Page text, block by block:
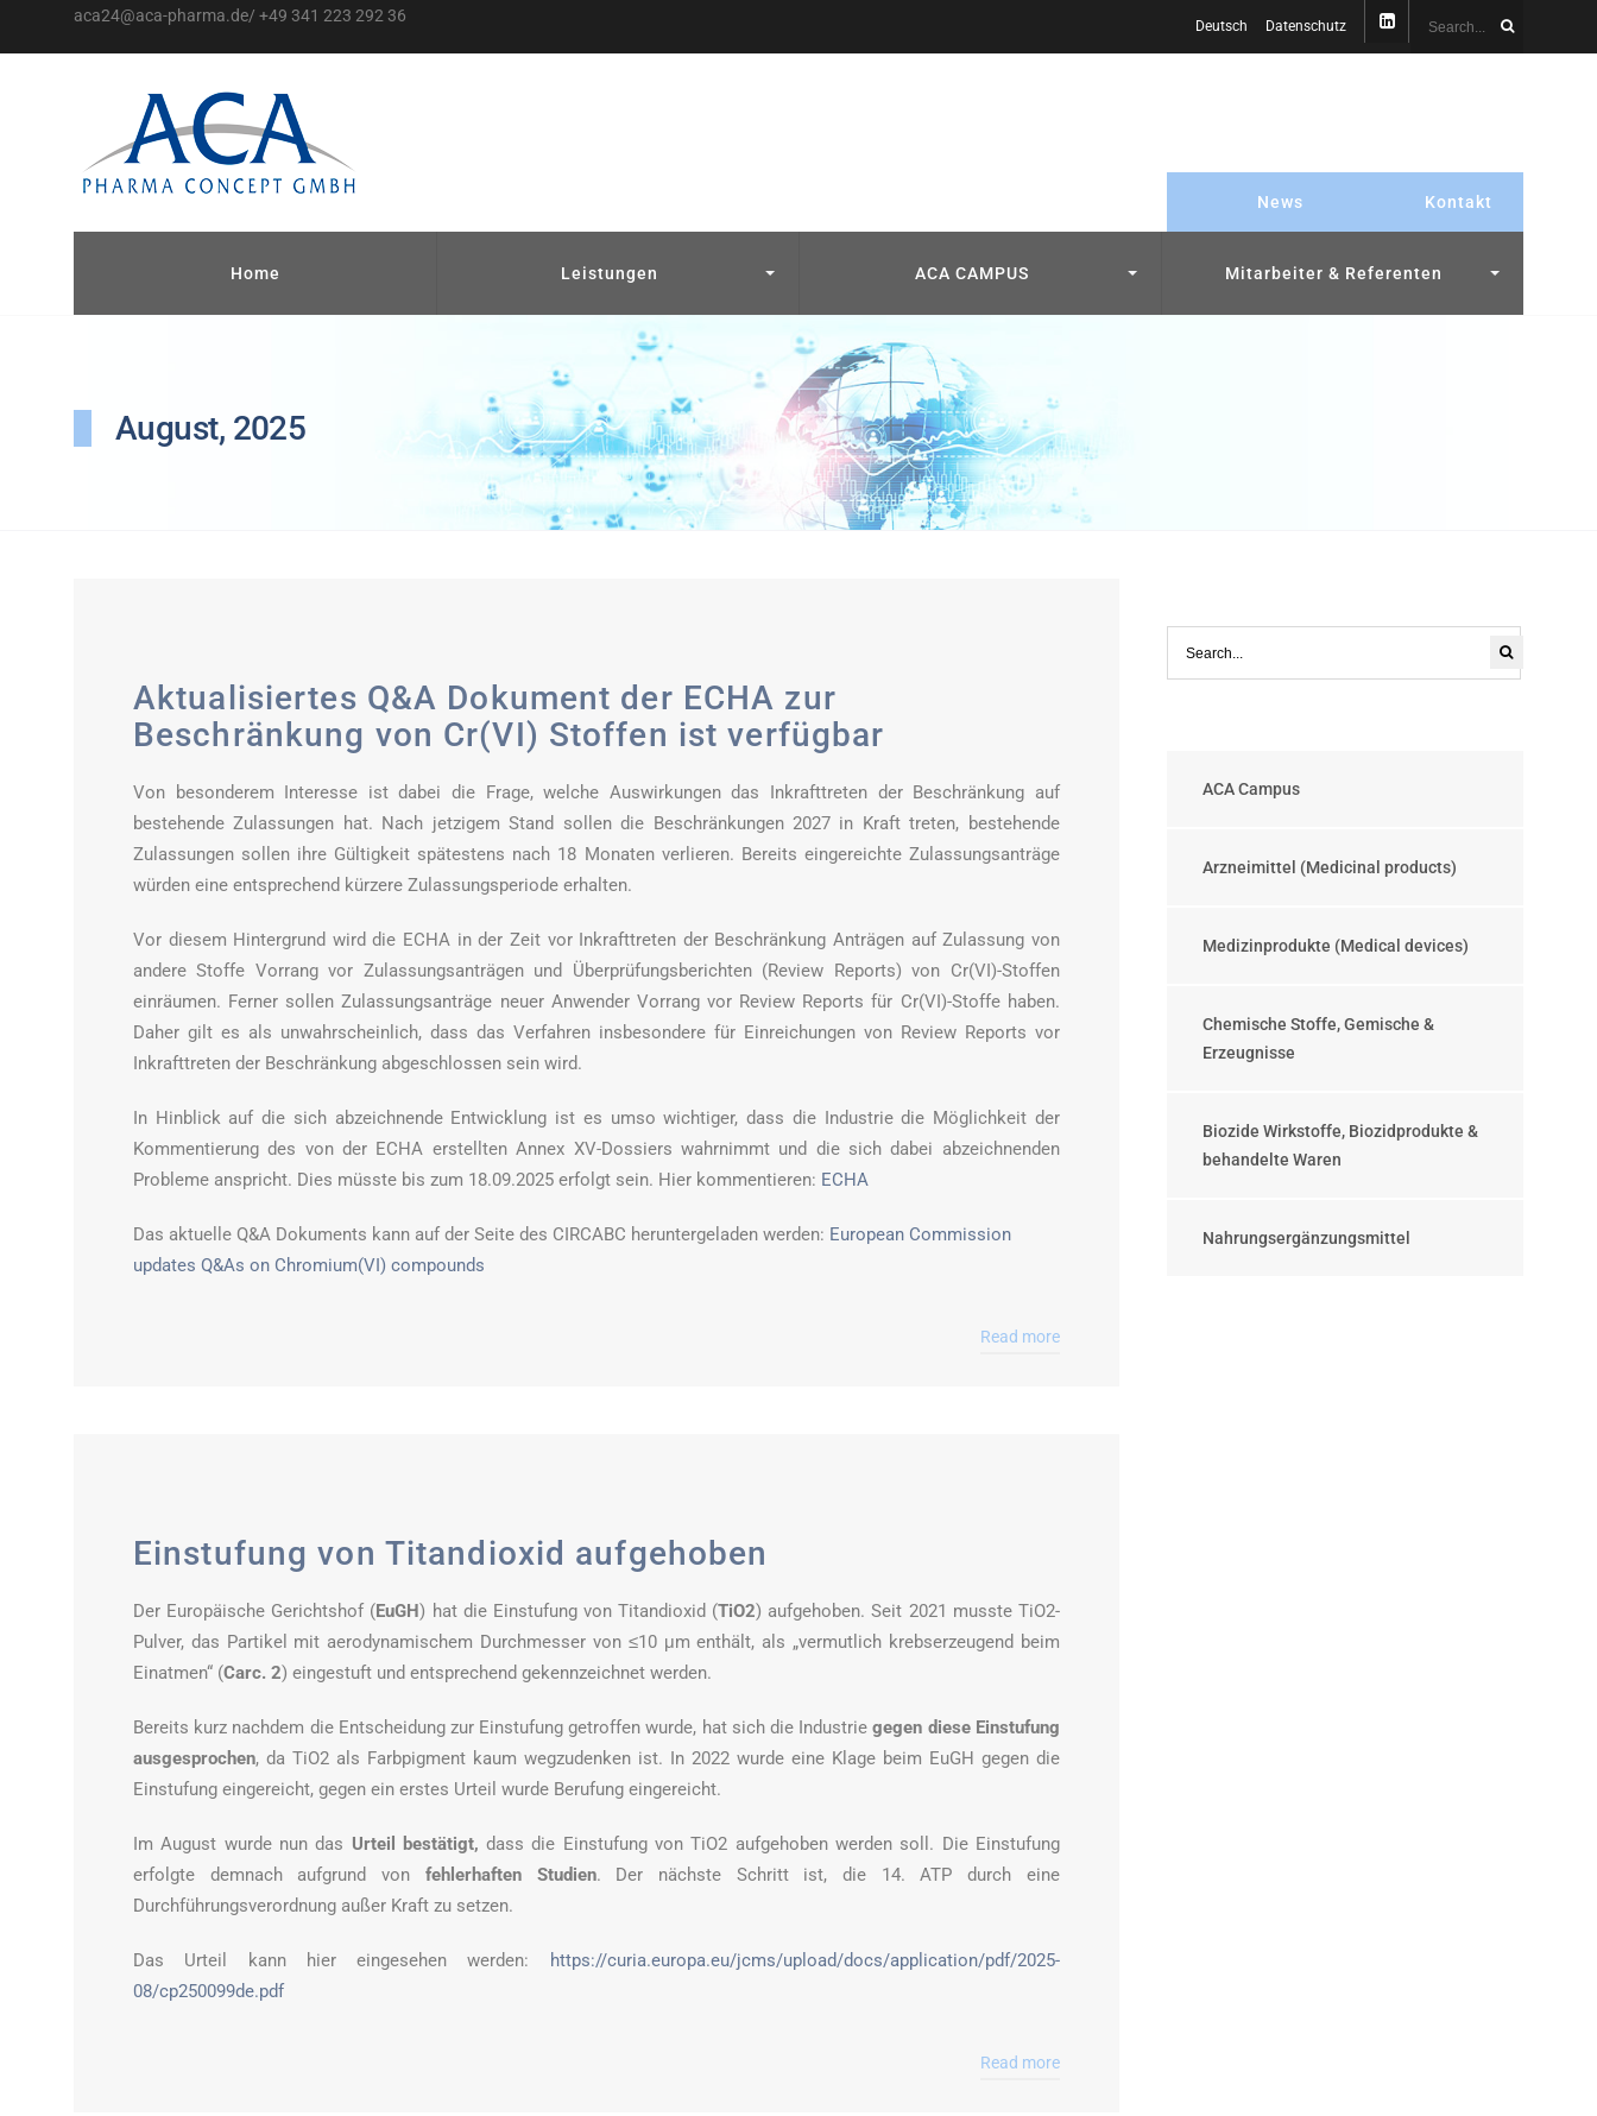
aca24@aca-pharma.de/ +49 341 223 292 36
Deutsch Datenschutz
News Kontakt
Home Leistungen ACA CAMPUS Mitarbeiter & Referenten
August, 2025
Aktualisiertes Q&A Dokument der ECHA zur
Beschränkung von Cr(VI) Stoffen ist verfügbar
Von besonderem Interesse ist dabei die Frage, welche Auswirkungen das Inkrafttreten der Beschränkung auf
bestehende Zulassungen hat. Nach jetzigem Stand sollen die Beschränkungen 2027 in Kraft treten, bestehende
Zulassungen sollen ihre Gültigkeit spätestens nach 18 Monaten verlieren. Bereits eingereichte Zulassungsanträge
würden eine entsprechend kürzere Zulassungsperiode erhalten.
Vor diesem Hintergrund wird die ECHA in der Zeit vor Inkrafttreten der Beschränkung Anträgen auf Zulassung von
andere Stoffe Vorrang vor Zulassungsanträgen und Überprüfungsberichten (Review Reports) von Cr(VI)-Stoffen
einräumen. Ferner sollen Zulassungsanträge neuer Anwender Vorrang vor Review Reports für Cr(VI)-Stoffe haben.
Daher gilt es als unwahrscheinlich, dass das Verfahren insbesondere für Einreichungen von Review Reports vor
Inkrafttreten der Beschränkung abgeschlossen sein wird.
In Hinblick auf die sich abzeichnende Entwicklung ist es umso wichtiger, dass die Industrie die Möglichkeit der
Kommentierung des von der ECHA erstellten Annex XV-Dossiers wahrnimmt und die sich dabei abzeichnenden
Probleme anspricht. Dies müsste bis zum 18.09.2025 erfolgt sein. Hier kommentieren: ECHA
Das aktuelle Q&A Dokuments kann auf der Seite des CIRCABC heruntergeladen werden: European Commission
updates Q&As on Chromium(VI) compounds
Read more
Einstufung von Titandioxid aufgehoben
Der Europäische Gerichtshof (EuGH) hat die Einstufung von Titandioxid (TiO2) aufgehoben. Seit 2021 musste TiO2-
Pulver, das Partikel mit aerodynamischem Durchmesser von ≤10 μm enthält, als „vermutlich krebserzeugend beim
Einatmen“ (Carc. 2) eingestuft und entsprechend gekennzeichnet werden.
Bereits kurz nachdem die Entscheidung zur Einstufung getroffen wurde, hat sich die Industriegegen diese Einstufung
ausgesprochen, da TiO2 als Farbpigment kaum wegzudenken ist. In 2022 wurde eine Klage beim EuGH gegen die
Einstufung eingereicht, gegen ein erstes Urteil wurde Berufung eingereicht.
Im August wurde nun das Urteil bestätigt, dass die Einstufung von TiO2 aufgehoben werden soll. Die Einstufung
erfolgte demnach aufgrund von fehlerhaften Studien. Der nächste Schritt ist, die 14. ATP durch eine
Durchführungsverordnung außer Kraft zu setzen.
Das Urteil kann hier eingesehen werden:
https://curia.europa.eu/jcms/upload/docs/application/pdf/2025-
08/cp250099de.pdf
Read more
ACA Campus
Arzneimittel (Medicinal products)
Medizinprodukte (Medical devices)
Chemische Stoffe, Gemische &
Erzeugnisse
Biozide Wirkstoffe, Biozidprodukte &
behandelte Waren
Nahrungsergänzungsmittel